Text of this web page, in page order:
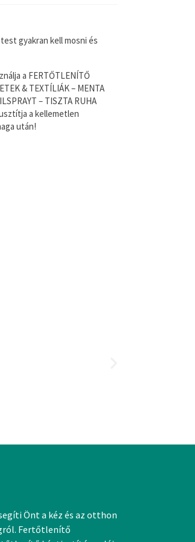
gyakran kell mosni és
a FERTŐTLENÍTŐ
& TEXTÍLIÁK – MENTA
– TISZTA RUHA
a kellemetlen
után!
Önt a kéz és az otthon
Fertőtlenítő